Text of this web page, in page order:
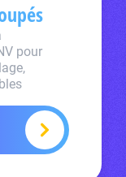
pour